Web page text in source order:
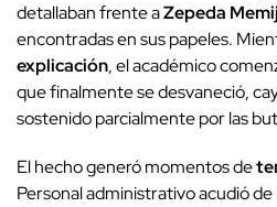
detallaban frente aZepeda
encontradas en sus papeles.
explicación, el académico
que finalmente se desvaneció,
sostenido parcialmente por las
El hecho generó momentos de
Personal administrativo acudió